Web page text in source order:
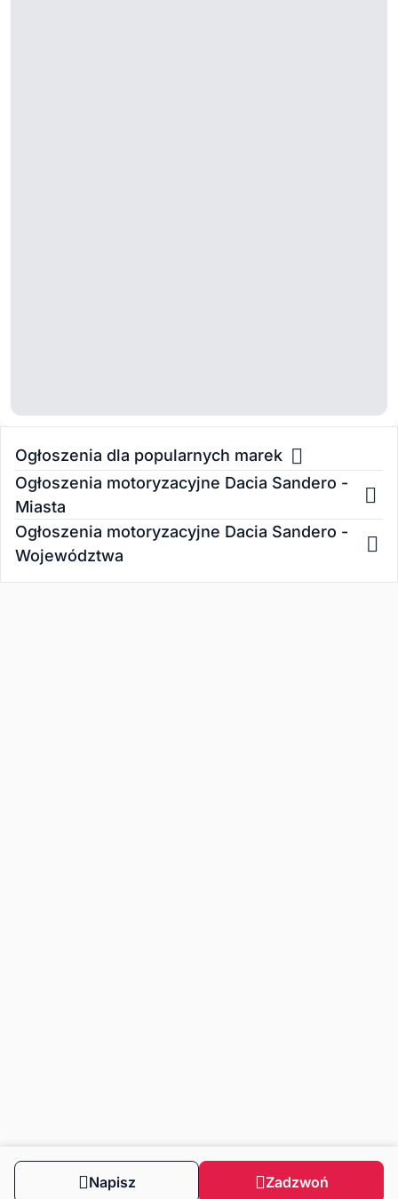
Zadzwoń
Napisz
Ogłoszenia dla popularnych marek
Ogłoszenia motoryzacyjne Dacia Sandero -
Miasta
Ogłoszenia motoryzacyjne Dacia Sandero -
Województwa